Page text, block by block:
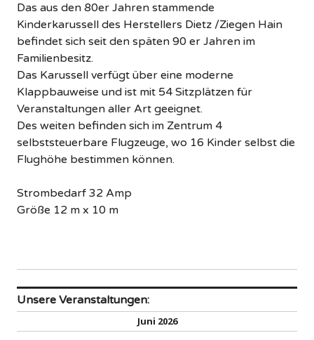
Das aus den 80er Jahren stammende
Kinderkarussell des Herstellers Dietz /Ziegen Hain
befindet sich seit den späten 90 er Jahren im
Familienbesitz.
Das Karussell verfügt über eine moderne
Klappbauweise und ist mit 54 Sitzplätzen für
Veranstaltungen aller Art geeignet.
Des weiten befinden sich im Zentrum 4
selbststeuerbare Flugzeuge, wo 16 Kinder selbst die
Flughöhe bestimmen können.
Strombedarf 32 Amp
Größe 12 m x 10 m
Unsere Veranstaltungen:
Juni 2026